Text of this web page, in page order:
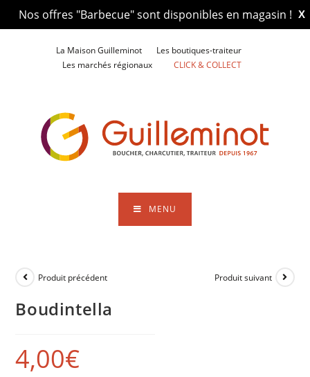
X
Nos offres "Barbecue" sont disponibles en magasin !
La Maison Guilleminot
Les boutiques-traiteur
Les marchés régionaux
CLICK & COLLECT
MENU
Produit précédent Produit suivant
Boudintella
4,00€